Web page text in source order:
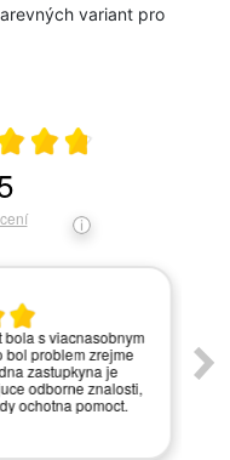
variant pro
a recenze zákazníků
4.8 z 5
s viacnasobnym
problem zrejme
zastupkyna je
odborne znalosti,
ochotna pomoct.